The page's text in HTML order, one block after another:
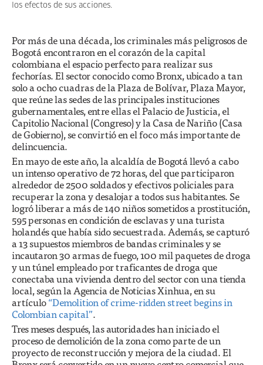
los efectos de sus acciones.
Por más de una década, los criminales más peligrosos de
Bogotá encontraron en el corazón de la capital
colombiana el espacio perfecto para realizar sus
fechorías. El sector conocido como Bronx, ubicado a tan
solo a ocho cuadras de la Plaza de Bolívar, Plaza Mayor,
que reúne las sedes de las principales instituciones
gubernamentales, entre ellas el Palacio de Justicia, el
Capitolio Nacional (Congreso) y la Casa de Nariño (Casa
de Gobierno), se convirtió en el foco más importante de
delincuencia.
En mayo de este año, la alcaldía de Bogotá llevó a cabo
un intenso operativo de 72 horas, del que participaron
alrededor de 2500 soldados y efectivos policiales para
recuperar la zona y desalojar a todos sus habitantes. Se
logró liberar a más de 140 niños sometidos a prostitución,
595 personas en condición de esclavas y una turista
holandés que había sido secuestrada. Además, se capturó
a 13 supuestos miembros de bandas criminales y se
incautaron 30 armas de fuego, 100 mil paquetes de droga
y un túnel empleado por traficantes de droga que
conectaba una vivienda dentro del sector con una tienda
local, según la Agencia de Noticias Xinhua, en su
artículo“Demolition of crime-ridden street begins in
Colombian capital”.
Tres meses después, las autoridades han iniciado el
proceso de demolición de la zona como parte de un
proyecto de reconstrucción y mejora de la ciudad. El